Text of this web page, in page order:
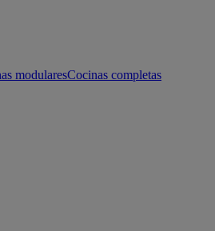
modularesCocinas completas